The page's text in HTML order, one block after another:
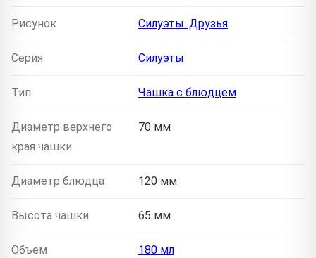
Рисунок Силуэты. Друзья
Серия Силуэты
Тип Чашка с блюдцем
Диаметр верхнего
края чашки
70 мм
Диаметр блюдца 120 мм
Высота чашки 65 мм
Объем 180 мл